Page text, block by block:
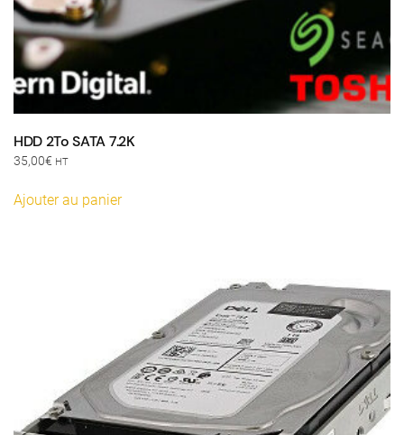
HDD 2To SATA 7.2K
35,00€ HT
Ajouter au panier